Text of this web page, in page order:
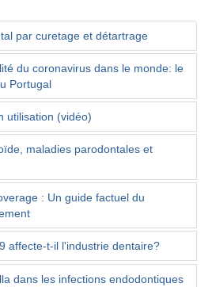
par curetage et détartrage
du coronavirus dans le monde: le
Portugal
utilisation (vidéo)
maladies parodontales et
: Un guide factuel du
affecte-t-il l'industrie dentaire?
dans les infections endodontiques